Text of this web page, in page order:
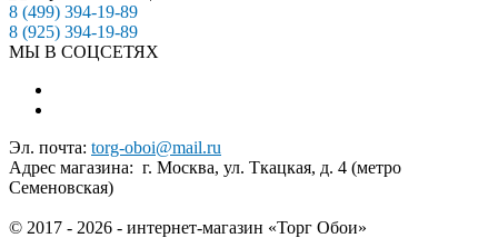
8 (499) 394-19-89
8 (925) 394-19-89
МЫ В СОЦСЕТЯХ
Эл. почта: torg-oboi@mail.ru
Адрес магазина: г. Москва, ул. Ткацкая, д. 4 (метро
Семеновская)
© 2017 - 2026 - интернет-магазин «Торг Обои»